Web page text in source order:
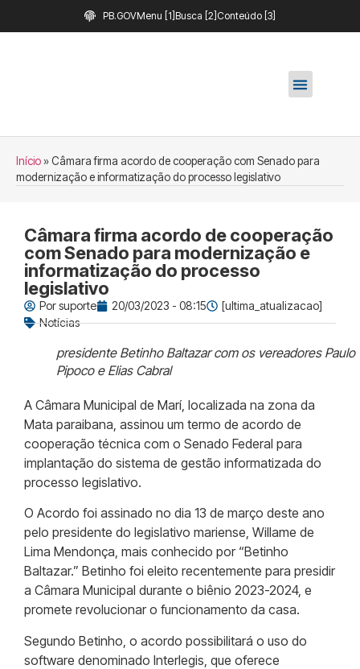
PB.GOVMenu [1] Busca [2] Conteúdo [3]
Início»Câmara firma acordo de cooperação com Senado para
modernização e informatização do processo legislativo
Câmara firma acordo de cooperação
com Senado para modernização e
informatização do processo
legislativo
Porsuporte 20/03/2023 - 08:15
[ultima_atualizacao]
Notícias
presidente Betinho Baltazar com os vereadores Paulo
Pipoco e Elias Cabral
A Câmara Municipal de Marí, localizada na zona da
Mata paraibana, assinou um termo de acordo de
cooperação técnica com o Senado Federal para
implantação do sistema de gestão informatizada do
processo legislativo.
O Acordo foi assinado no dia 13 de março deste ano
pelo presidente do legislativo mariense, Willame de
Lima Mendonça, mais conhecido por “Betinho
Baltazar.” Betinho foi eleito recentemente para presidir
a Câmara Municipal durante o biênio 2023-2024, e
promete revolucionar o funcionamento da casa.
Segundo Betinho, o acordo possibilitará o uso do
software denominado Interlegis, que oferece